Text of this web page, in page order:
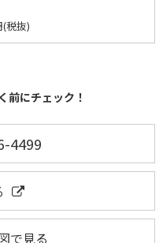
抜)
前にチェック！
4499
で見る